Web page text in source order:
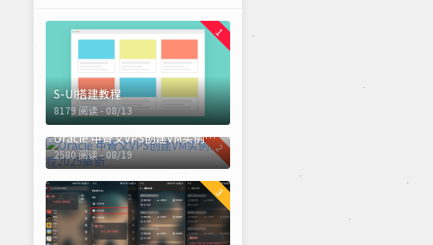
1
S-UI搭建教程
8179 阅读 - 08/13
2
Oracle 甲骨文VPS创建VM实例流程2025最新
2580 阅读 - 08/19
3